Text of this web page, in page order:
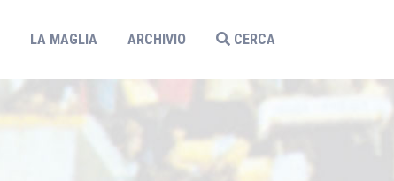
LA MAGLIA ARCHIVIO CERCA